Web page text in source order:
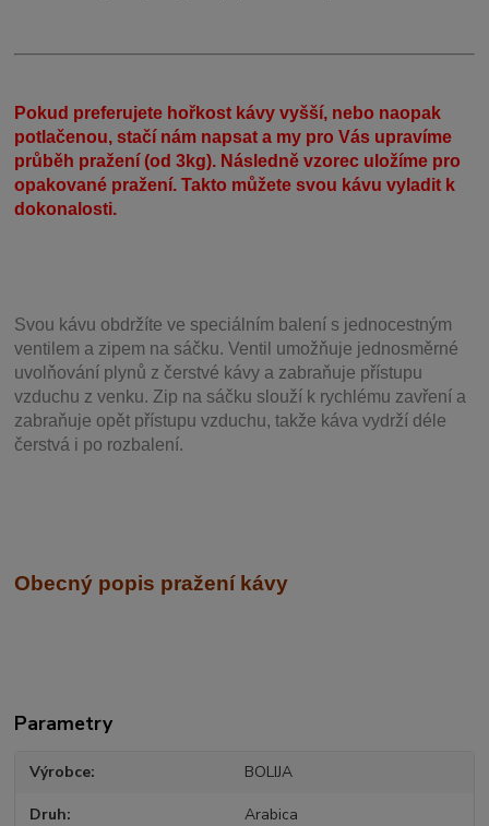
Pokud preferujete hořkost kávy vyšší, nebo naopak
potlačenou, stačí nám napsat a my pro Vás upravíme
průběh pražení (od 3kg). Následně vzorec uložíme pro
opakované pražení. Takto můžete svou kávu vyladit k
dokonalosti.
Svou kávu obdržíte ve speciálním balení s jednocestným
ventilem a zipem na sáčku. Ventil umožňuje jednosměrné
uvolňování plynů z čerstvé kávy a zabraňuje přístupu
vzduchu z venku. Zip na sáčku slouží k rychlému zavření a
zabraňuje opět přístupu vzduchu, takže káva vydrží déle
čerstvá i po rozbalení.
Obecný popis pražení kávy
Parametry
Výrobce BOLIJA
Druh Arabica